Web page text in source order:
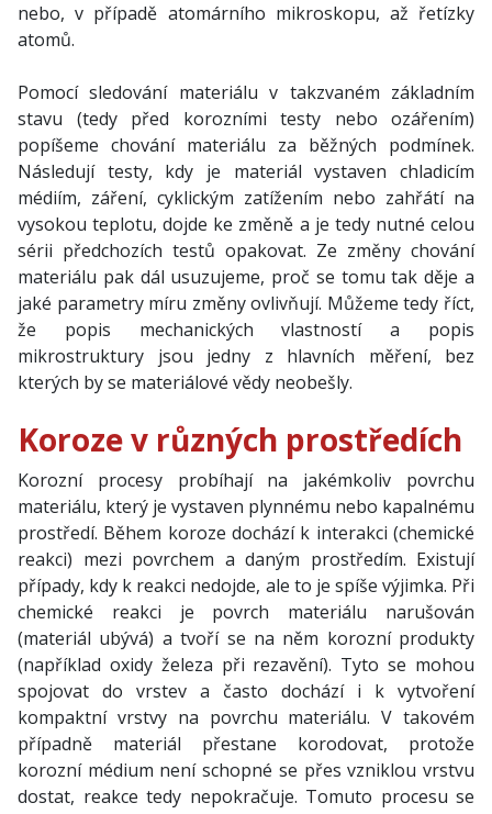
nebo, v případě atomárního mikroskopu, až řetízky
atomů.
Pomocí sledování materiálu v takzvaném základním
stavu (tedy před korozními testy nebo ozářením)
popíšeme chování materiálu za běžných podmínek.
Následují testy, kdy je materiál vystaven chladicím
médiím, záření, cyklickým zatížením nebo zahřátí na
vysokou teplotu, dojde ke změně a je tedy nutné celou
sérii předchozích testů opakovat. Ze změny chování
materiálu pak dál usuzujeme, proč se tomu tak děje a
jaké parametry míru změny ovlivňují. Můžeme tedy říct,
že popis mechanických vlastností a popis
mikrostruktury jsou jedny z hlavních měření, bez
kterých by se materiálové vědy neobešly.
Koroze v různých prostředích
Korozní procesy probíhají na jakémkoliv povrchu
materiálu, který je vystaven plynnému nebo kapalnému
prostředí. Během koroze dochází k interakci (chemické
reakci) mezi povrchem a daným prostředím. Existují
případy, kdy k reakci nedojde, ale to je spíše výjimka. Při
chemické reakci je povrch materiálu narušován
(materiál ubývá) a tvoří se na něm korozní produkty
(například oxidy železa při rezavění). Tyto se mohou
spojovat do vrstev a často dochází i k vytvoření
kompaktní vrstvy na povrchu materiálu. V takovém
případně materiál přestane korodovat, protože
korozní médium není schopné se přes vzniklou vrstvu
dostat, reakce tedy nepokračuje. Tomuto procesu se